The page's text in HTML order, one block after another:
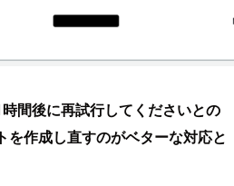
間後に再試行してくださいとの
を作成し直すのがベターな対応と